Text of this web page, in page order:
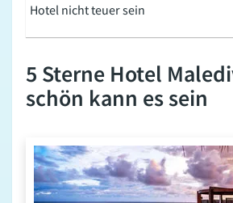
Hotel nicht teuer sein
5 Sterne Hotel
schön kann es sein